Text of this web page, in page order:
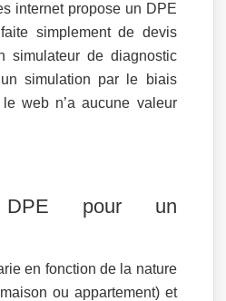
internet propose un DPE
simplement de devis
simulateur de diagnostic
simulation par le biais
web n’a aucune valeur
pour un
en fonction de la nature
ou appartement) et